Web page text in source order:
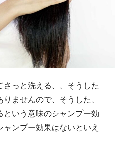
っと洗える、、そうした
ませんので、そうした、
いう意味のシャンプー効
ンプー効果はないといえ